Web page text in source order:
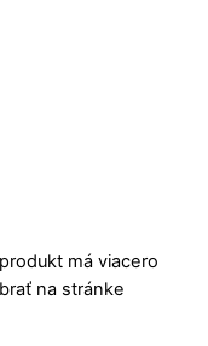
má viacero
na stránke